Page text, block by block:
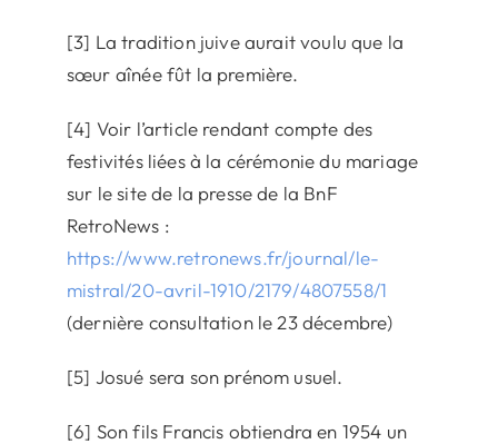
[3] La tradition juive aurait voulu que la
sœur aînée fût la première.
[4] Voir l’article rendant compte des
festivités liées à la cérémonie du mariage
sur le site de la presse de la BnF
RetroNews :
https://www.retronews.fr/journal/le-
mistral/20-avril-1910/2179/4807558/1
(dernière consultation le 23 décembre)
[5] Josué sera son prénom usuel.
[6] Son fils Francis obtiendra en 1954 un